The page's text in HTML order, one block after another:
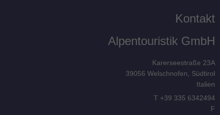
Kontakt
Alpentouristik GmbH
Karerseestraße 23A
39056 Welschnofen, Südtirol
Italien
T +39 335 6342494
F